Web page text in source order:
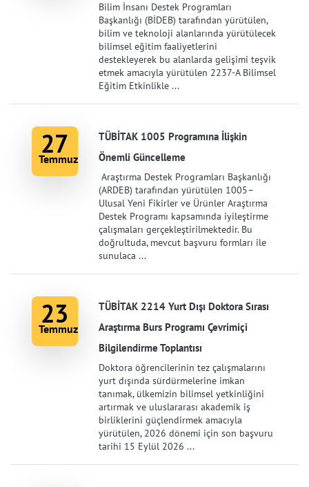
Bilim İnsanı Destek Programları
Başkanlığı (BİDEB) tarafından yürütülen,
bilim ve teknoloji alanlarında yürütülecek
bilimsel eğitim faaliyetlerini
destekleyerek bu alanlarda gelişimi teşvik
etmek amacıyla yürütülen 2237-A Bilimsel
Eğitim Etkinlikle ...
27
Temmuz
TÜBİTAK 1005 Programına İlişkin
Önemli Güncelleme
Araştırma Destek Programları Başkanlığı
(ARDEB) tarafından yürütülen 1005–
Ulusal Yeni Fikirler ve Ürünler Araştırma
Destek Programı kapsamında iyileştirme
çalışmaları gerçekleştirilmektedir. Bu
doğrultuda, mevcut başvuru formları ile
sunulaca ...
23
Temmuz
TÜBİTAK 2214 Yurt Dışı Doktora Sırası
Araştırma Burs Programı Çevrimiçi
Bilgilendirme Toplantısı
Doktora öğrencilerinin tez çalışmalarını
yurt dışında sürdürmelerine imkan
tanımak, ülkemizin bilimsel yetkinliğini
artırmak ve uluslararası akademik iş
birliklerini güçlendirmek amacıyla
yürütülen, 2026 dönemi için son başvuru
tarihi 15 Eylül 2026 ...